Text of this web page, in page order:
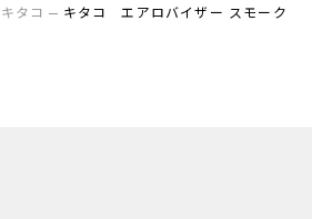
キタコ キタコ エアロバイザー スモーク